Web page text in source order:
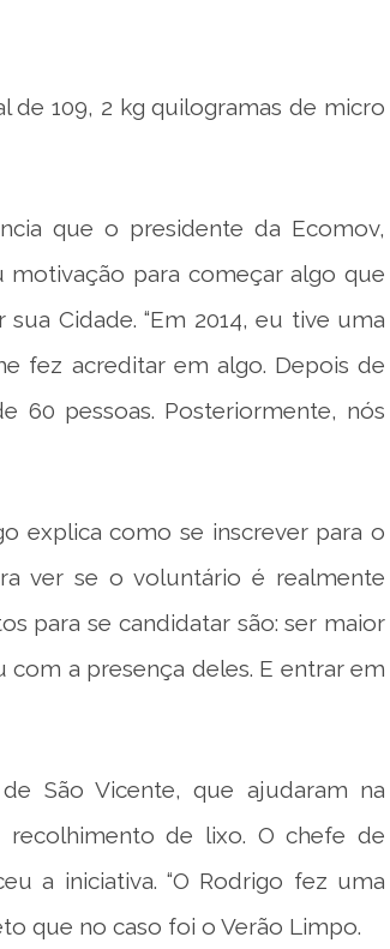
109, 2 kg quilogramas de micro
que o presidente da Ecomov,
motivação para começar algo que
Cidade. “Em 2014, eu tive uma
fez acreditar em algo. Depois de
60 pessoas. Posteriormente, nós
explica como se inscrever para o
ver se o voluntário é realmente
para se candidatar são: ser maior
a presença deles. E entrar em
São Vicente, que ajudaram na
de lixo. O chefe de
a iniciativa. “O Rodrigo fez uma
que no caso foi o Verão Limpo.